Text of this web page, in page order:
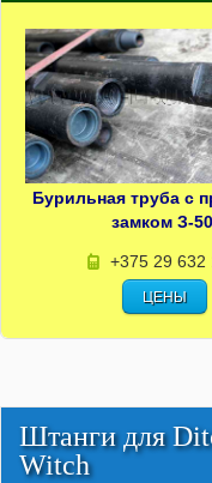
Бурильная труба с
замком З-
+375 29 632
ЦЕНЫ
Штанги для
Witch